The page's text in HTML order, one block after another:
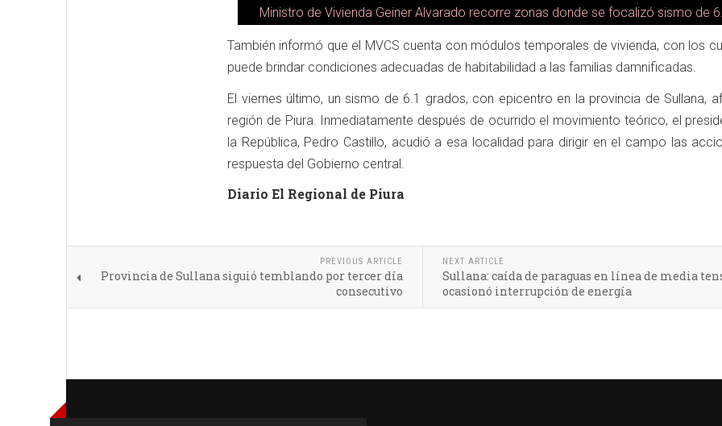
Ministro de Vivienda Geiner Alvarado recorre zonas donde se focalizó sismo de
También informó que el MVCS cuenta con módulos temporales de vivienda, con los
puede brindar condiciones adecuadas de habitabilidad a las familias damnificadas.
El viernes último, un sismo de 6.1 grados, con epicentro en la provincia de Sullana,
región de Piura. Inmediatamente después de ocurrido el movimiento teórico, el
la República, Pedro Castillo, acudió a esa localidad para dirigir en el campo las
respuesta del Gobierno central.
Diario El Regional de Piura
PREVIOUS ARTICLE
Provincia de Sullana siguió temblando por tercer día
consecutivo
NEXT ARTICLE
Sullana: caída de paraguas en línea de media
ocasionó interrupción de energía